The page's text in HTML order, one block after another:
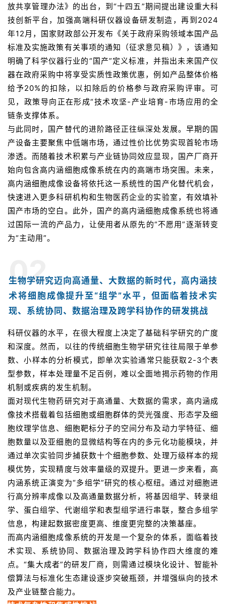
放共享管理办法》的出台，到“十四五”期间提出建设重大科
技创新平台，加强高端科研仪器设备研发制造，再到2024
年12月，国家财政部公开发布《关于政府采购领域本国产品
标准及实施政策有关事项的通知（征求意见稿）》，该通知
明确了科学仪器行业的“国产”定义标准，并指出未来国产仪
器在政府采购中将享受实质性政策优惠，例如产品整体价格
给予20%的扣除，以扣除后的价格参与政府采购评审。可
见，政策导向正在形成“技术攻坚-产业培育-市场应用的全
链条支撑体系。
与此同时，国产替代的进阶路径正往纵深处发展。早期的国
产设备主要聚焦中低端市场，通过性价比优势实现首轮市场
渗透。而随着技术积累与产业链协同效应显现，国产厂商开
始向包含高内涵细胞成像系统在内的高端市场突围。未来，
高内涵细胞成像设备将依托这一系统性的国产化替代机会，
快速进入更多科研机构和生物医药企业的实验室，有效填补
国产市场的空白。此外，国产的高内涵细胞成像系统也将通
过国际一流的产品力，让使用者从原先的“不愿用”逐渐转变
为“主动用”。
02
生物学研究迈向高通量、大数据的新时代，高内涵技
术将细胞成像提升至“组学”水平，但面临着技术实
现、系统协同、数据治理及跨学科协作的研发挑战
科研仪器的水平，在很大程度上决定了基础科学研究的广度
和深度。然而，以往的传统细胞生物学研究往往局限于单参
数、小样本的分析模式，即单次实验通常只能获取2-3个表
型参数，样本处理量不足百例，难以全面地揭示药物的作用
机制或疾病的发生机制。
面对现代生物药研究对于高通量、大数据的需求，高内涵成
像技术搭载着包括细胞或细胞群体的荧光强度、形态学及细
胞纹理学信息、细胞靶标分子的空间分布及动力学特征、细
胞数量以及亚细胞的显微结构等在内的多元化功能模块，并
通过单次实验同步捕获数十个细胞参数、处理万级样本的规
模优势，实现精度与效率量级的双提升。更进一步来看，高
内涵系统正演变为“多组学”研究的核心枢纽。通过对细胞进
行高分辨率成像以及高通量数据分析，将基因组学、转录组
学、蛋白组学、代谢组学和表型组学进行串联，整合多组学
信息，构建起数据密度更高、维度更完整的决策基座。
而高内涵细胞成像系统的开发是一个复杂的体系，面临着技
术实现、系统协同、数据治理及跨学科协作四大维度的难
点。“集大成者”的研发厂商，则需通过模块化设计、智能补
偿算法与标准化生态建设逐步突破瓶颈，并增强纵向的技术
及产业链整合能力。